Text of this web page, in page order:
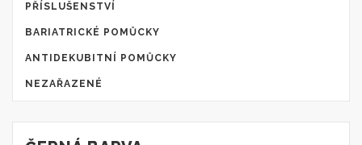
PŘÍSLUŠENSTVÍ
BARIATRICKÉ POMŮCKY
ANTIDEKUBITNÍ POMŮCKY
NEZAŘAZENÉ